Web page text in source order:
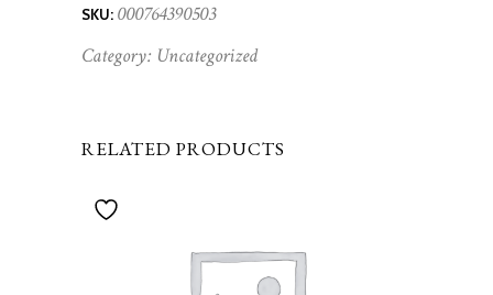
SKU: 000764390503
Category: Uncategorized
RELATED PRODUCTS